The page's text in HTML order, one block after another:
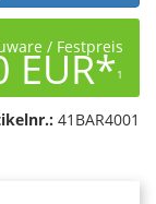
/ Festpreis
EUR*1
41BAR4001